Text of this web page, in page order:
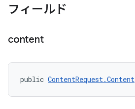
フィールド
content
public ContentRequest.Content